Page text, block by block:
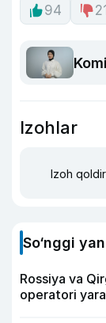
94
Izohlar
Izoh
So‘nggi
Rossiya va
operatori